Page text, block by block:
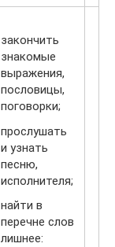
закончить
знакомые
выражения,
пословицы,
поговорки;
прослушать
и узнать
песню,
исполнителя;
найти в
перечне слов
лишнее: